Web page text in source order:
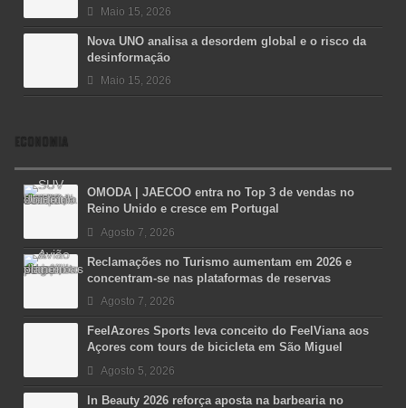
Maio 15, 2026
Nova UNO analisa a desordem global e o risco da
desinformação
Maio 15, 2026
ECONOMIA
OMODA | JAECOO entra no Top 3 de vendas no
Reino Unido e cresce em Portugal
Agosto 7, 2026
Reclamações no Turismo aumentam em 2026 e
concentram-se nas plataformas de reservas
Agosto 7, 2026
FeelAzores Sports leva conceito do FeelViana aos
Açores com tours de bicicleta em São Miguel
Agosto 5, 2026
In Beauty 2026 reforça aposta na barbearia no